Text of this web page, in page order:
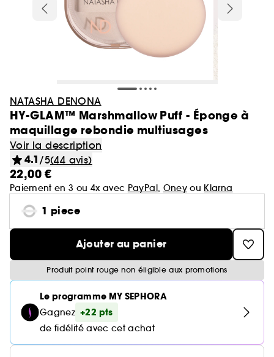
NATASHA DENONA
HY-GLAM™ Marshmallow Puff - Éponge à
maquillage rebondie multiusages
Voir la description
4.1 /5(44 avis)
22,00 €
Paiement en 3 ou 4x avec PayPal, Oneyou Klarna
1 piece
Ajouter au panier
Produit point rouge non éligible aux promotions
Le programme MY SEPHORA
Gagnez +22 pts
de fidélité avec cet achat